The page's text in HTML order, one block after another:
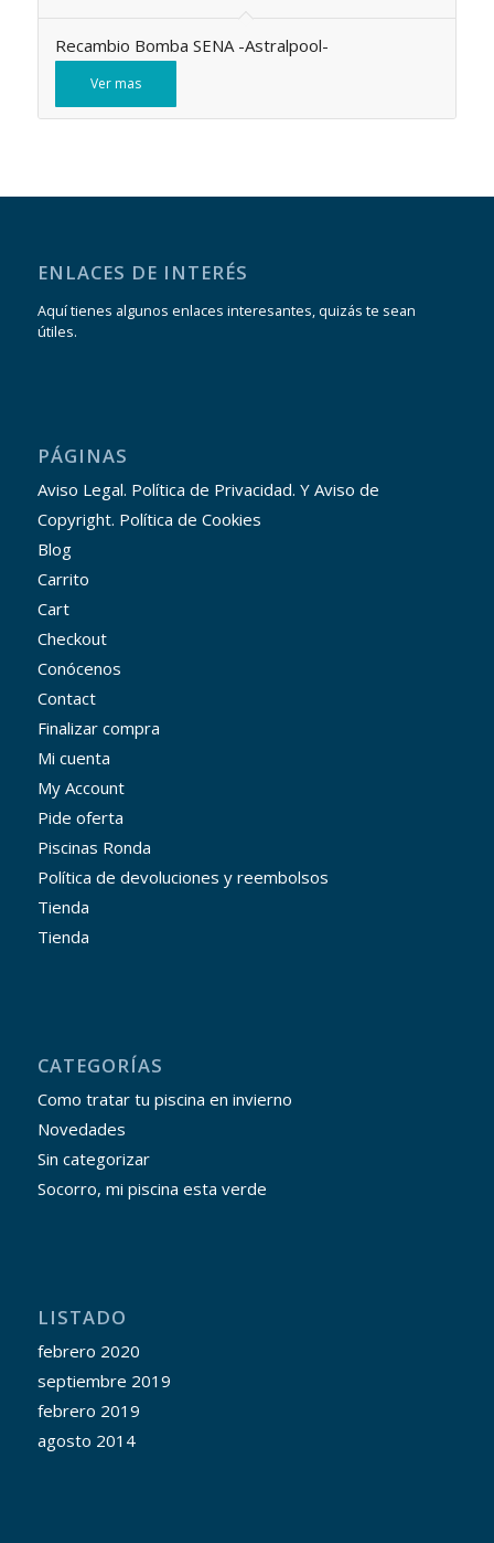
Recambio Bomba SENA -Astralpool-
Ver mas
ENLACES DE INTERÉS
Aquí tienes algunos enlaces interesantes, quizás te sean
útiles.
PÁGINAS
Aviso Legal. Política de Privacidad. Y Aviso de
Copyright. Política de Cookies
Blog
Carrito
Cart
Checkout
Conócenos
Contact
Finalizar compra
Mi cuenta
My Account
Pide oferta
Piscinas Ronda
Política de devoluciones y reembolsos
Tienda
Tienda
CATEGORÍAS
Como tratar tu piscina en invierno
Novedades
Sin categorizar
Socorro, mi piscina esta verde
LISTADO
febrero 2020
septiembre 2019
febrero 2019
agosto 2014